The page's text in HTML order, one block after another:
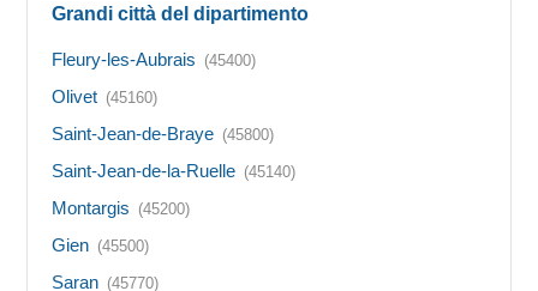
Grandi città del dipartimento
Fleury-les-Aubrais (45400)
Olivet (45160)
Saint-Jean-de-Braye (45800)
Saint-Jean-de-la-Ruelle (45140)
Montargis (45200)
Gien (45500)
Saran (45770)